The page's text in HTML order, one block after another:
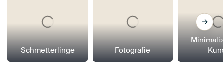
Schmetterlinge Fotografie